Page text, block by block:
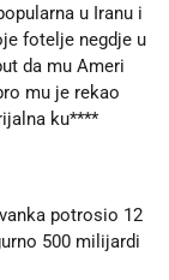
u Iranu i
fotelje negdje u
da mu Ameri
mu je rekao
ku****
potrosio 12
500 milijardi